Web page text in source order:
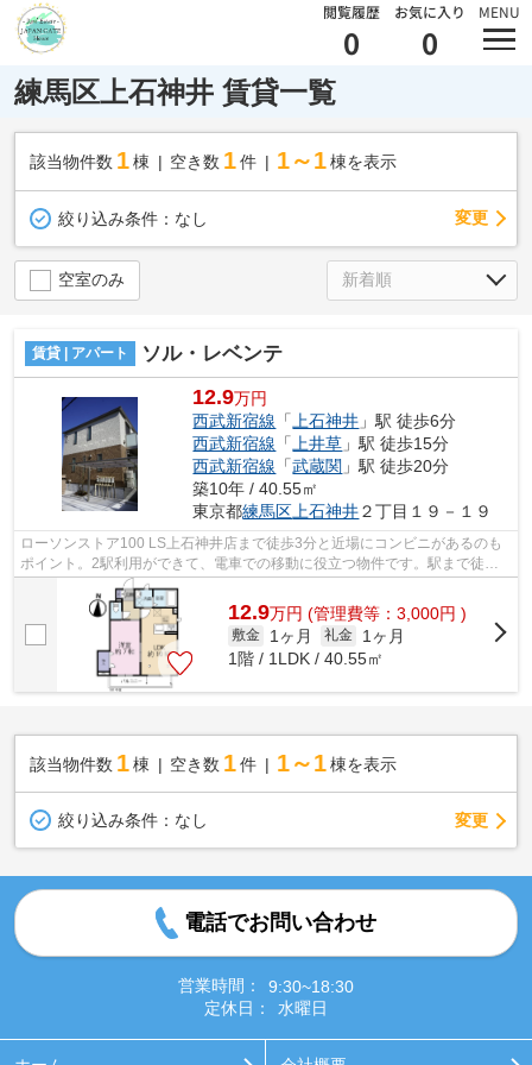
閲覧履歴
0
お気に入り
0
MENU
練馬区上石神井 賃貸一覧
該当物件数 1棟 空き数 1 件 1～1 棟を表示
絞り込み条件： なし 変更
空室のみ
賃貸 | アパート ソル・レベンテ
12.9万円
西武新宿線 「 上石神井 」駅 徒歩6分
西武新宿線 「 上井草 」駅 徒歩15分
西武新宿線 「武蔵関 」駅 徒歩20分
築10年 / 40.55㎡
東京都練馬区 上石神井２丁目１９－１９
ローソンストア100 LS上石神井店まで徒歩3分と近場にコンビニがあるのも
ポイント。2駅利用ができて、電車での移動に役立つ物件です。駅まで徒歩6
分なので、アクセスの良い物件です。充...
12.9万円 (管理費等：3,000円 )
敷金 1ヶ月 礼金
1ヶ月
1階 / 1LDK / 40.55㎡
該当物件数 1棟 空き数 1 件 1～1 棟を表示
絞り込み条件： なし 変更
電話でお問い合わせ
営業時間：
9:30~18:30
定休日：
水曜日